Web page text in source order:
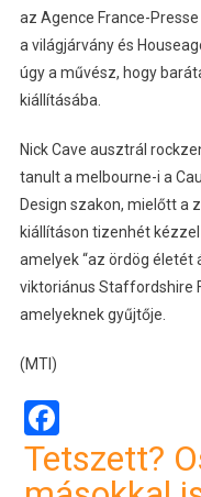
az Agence France-
a világjárvány és
úgy a művész, hogy
kiállításába.
Nick Cave ausztrál
tanult a melbourne-i a
Design szakon, mielőtt a
kiállításon tizenhét
amelyek “az ördög életét
viktoriánus Staffordshire
amelyeknek gyűjtője.
(MTI)
Facebook
Tetszett?